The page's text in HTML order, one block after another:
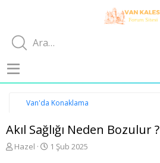
Van'da Konaklama
Akıl Sağlığı Neden Bozulur ?
K
Hazel
B1 Şub 2025